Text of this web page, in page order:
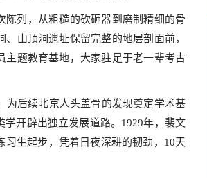
列，从粗糙的砍砸器到磨制精细的骨
山顶洞遗址保留完整的地层剖面前，
主题教育基地，大家驻足于老一辈考古
为后续北京人头盖骨的发现奠定学术基
开辟出独立发展道路。1929年，裴文
生起步，凭着日夜深耕的韧劲，10天